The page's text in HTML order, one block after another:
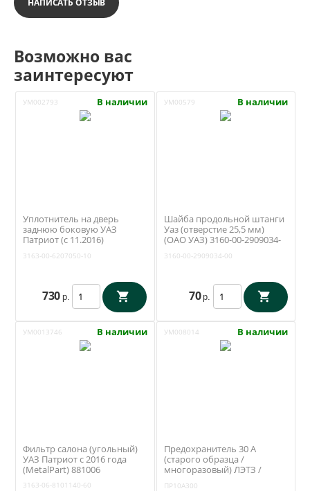
НАПИСАТЬ ОТЗЫВ
Возможно вас
заинтересуют
УМ002793 В наличии
Уплотнитель на дверь
заднюю боковую УАЗ
Патриот (с 11.2016)
Екатеринбург) 3163-00-
3163-00-6207050-10
730 р.
УМ00579 В наличии
Шайба продольной штанги
Уаз (отверстие 25,5 мм)
(ОАО УАЗ) 3160-00-2909034-
3160-00-2909034-00
70 р.
УМ0013746 В наличии
Фильтр салона (угольный)
УАЗ Патриот с 2016 года
(MetalPart) 881006
3163-06-8101140-60
УМ008014 В наличии
Предохранитель 30 А
(старого образца /
многоразовый) ЛЭТЗ /
ПР10А300